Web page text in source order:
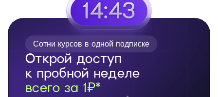
14:42
Открой доступ
к пробной неделе
всего за 1₽*
Сотни курсов в одной подписке